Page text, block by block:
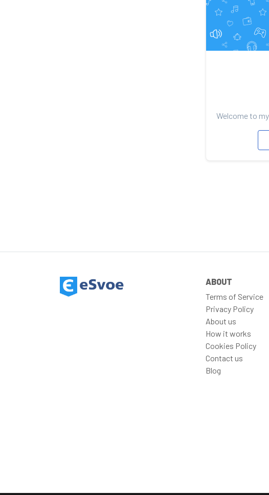
ABOUT
Terms of Service
Privacy Policy
About us
How it works
Cookies Policy
Contact us
Blog